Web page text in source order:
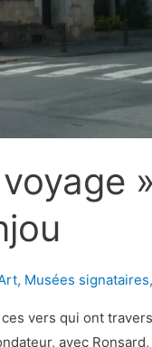
, Musées signataires,
vers qui ont
avec